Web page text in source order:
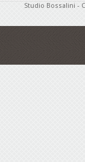
Studio Bossalini -